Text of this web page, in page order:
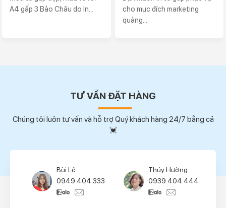
A4 gấp 3 Bảo Châu do In...
cho mục đích marketing
quảng...
TƯ VẤN ĐẶT HÀNG
Chúng tôi luôn tư vấn và hỗ trợ Quý khách hàng 24/7 bằng cả
💓
Bùi Lệ
0949.404.333
Thúy Hường
0939.404.444